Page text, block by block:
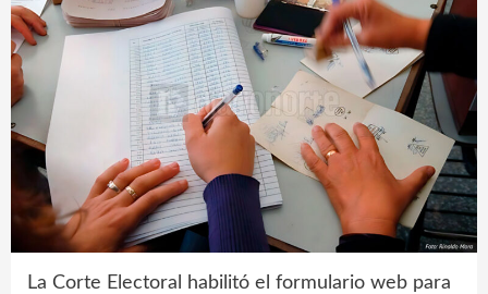
La Corte Electoral habilitó el formulario web para